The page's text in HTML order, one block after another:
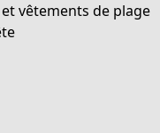
vêtements de plage